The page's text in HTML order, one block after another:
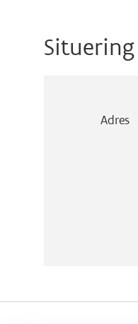
Situering
Adres